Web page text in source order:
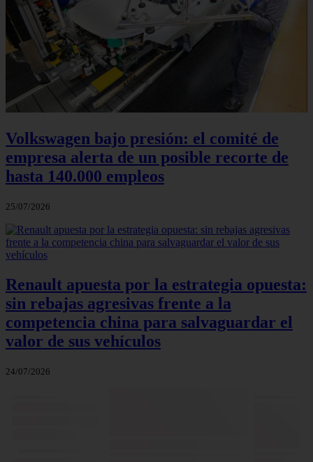
Volkswagen bajo presión: el comité de
empresa alerta de un posible recorte de
hasta 140.000 empleos
25/07/2026
Renault apuesta por la estrategia opuesta:
sin rebajas agresivas frente a la
competencia china para salvaguardar el
valor de sus vehículos
24/07/2026